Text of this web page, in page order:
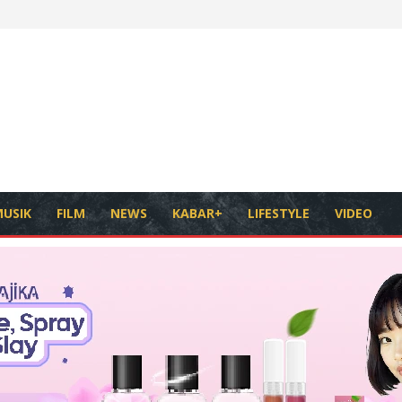
FILM NEWS KABAR+ LIFESTYLE VIDEO